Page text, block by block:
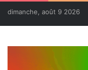
dimanche, août 9 2026